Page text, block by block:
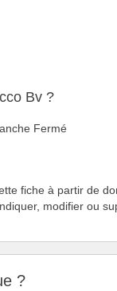
Bv ?
Fermé
fiche à partir de
modifier ou
?